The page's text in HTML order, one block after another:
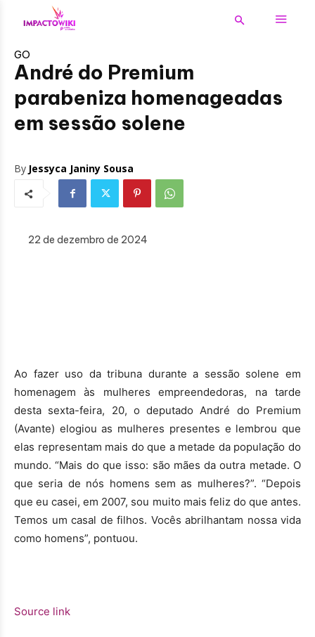
GO
André do Premium
parabeniza homenageadas
em sessão solene
By Jessyca Janiny Sousa
22 de dezembro de 2024
Ao fazer uso da tribuna durante a sessão solene em
homenagem às mulheres empreendedoras, na tarde
desta sexta-feira, 20, o deputado André do Premium
(Avante) elogiou as mulheres presentes e lembrou que
elas representam mais do que a metade da população do
mundo. “Mais do que isso: são mães da outra metade. O
que seria de nós homens sem as mulheres?”. “Depois
que eu casei, em 2007, sou muito mais feliz do que antes.
Temos um casal de filhos. Vocês abrilhantam nossa vida
como homens”, pontuou.
Source link